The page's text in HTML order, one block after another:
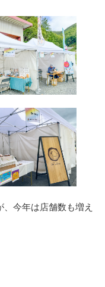
今年は店舗数も増え